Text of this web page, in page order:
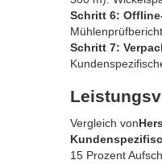
Schritt 6:
Schritt 7:
Vergleich von
15 Prozent